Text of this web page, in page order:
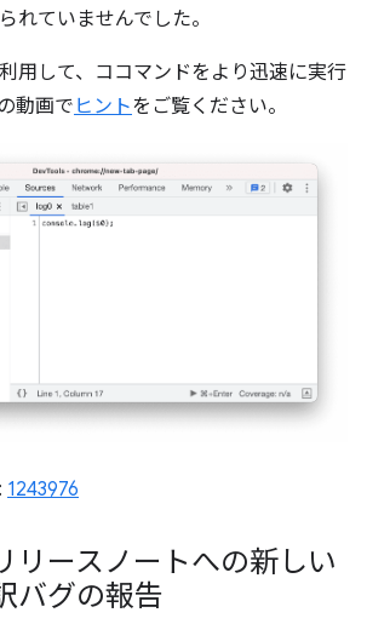
れていませんでした。
用して、ココマンドをより迅速に実行
動画で ヒントをご覧ください。
1243976
リースノートへの新しい
バグの報告